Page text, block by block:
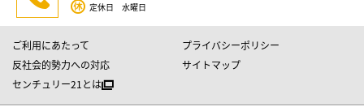
定休日 水曜日
ご利用にあたって
プライバシーポリシー
反社会的勢力への対応
サイトマップ
センチュリー21とは